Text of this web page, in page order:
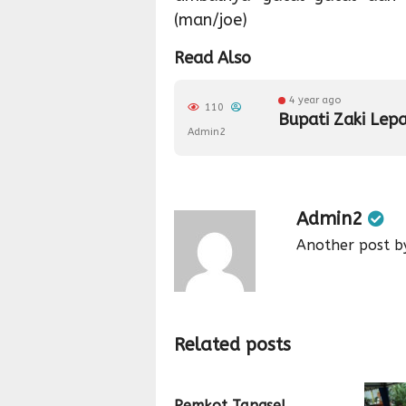
(man/joe)
Read Also
4 year ago
Bupati Zaki
110
Admin2
Admin2
Another post
Related posts